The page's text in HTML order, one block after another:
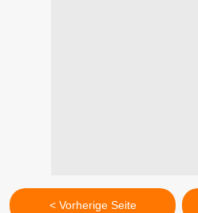
< Vorherige Seite